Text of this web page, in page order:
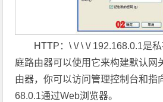
HTTP：\ \/ \ \/ 192.168.0.1是
庭路由器可以使用它来构建默认网
由器，你可以访问管理控制台和指
68.0.1通过Web浏览器。